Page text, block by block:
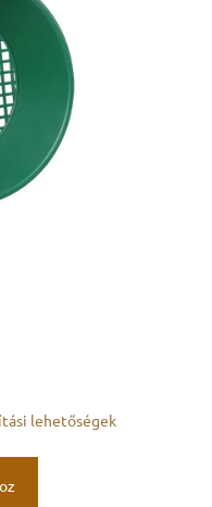
lehetőségek